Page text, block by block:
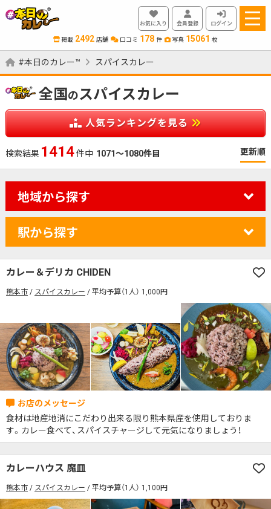
お気に入り 会員登録 ログイン
掲載 2492 店舗 口コミ 178 件 写真 15061 枚
#本日のカレー™ スパイスカレー
全国 のスパイスカレー
人気ランキングを見る
検索結果 1584件中 1071～1080件目 更新順
地域から探す
カレーのジャンルを絞り込む
1人でも入りやすいお店
モーニングあり ランチあり 夜10時以降も営業
年中無休 5名以上の団体歓迎 テイクアウトOK
デリバリー対応 禁煙席のみ 喫煙席あり
テラス席ペット可 子連れ・赤ちゃんOK
#本日のカレー見た！で特典あり
駅から探す
カレーのジャンルを絞り込む
席の予約可 駅から徒歩5分以内
無料駐車場あり 1人でも入りやすいお店
モーニングあり ランチあり 夜10時以降も営業
年中無休 5名以上の団体歓迎 テイクアウトOK
デリバリー対応
カウンター席あり テーブル席あり テラス席あり
カレー専門店
カレー＆デリカ CHIDEN
熊本市 スパイスカレー 平均予算（1人） 1,000円
食材は地産地消にこだわり出来る限り熊本県産を使用しておりま
す。カレー食べて、スパイスチャージして元気になりましょう！
カレーハウス 魔皿
熊本市 スパイスカレー 平均予算（1人） 1,100円